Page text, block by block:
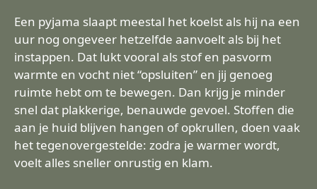
Een pyjama slaapt meestal het koelst als hij na een
uur nog ongeveer hetzelfde aanvoelt als bij het
instappen. Dat lukt vooral als stof en pasvorm
warmte en vocht niet “opsluiten” en jij genoeg
ruimte hebt om te bewegen. Dan krijg je minder
snel dat plakkerige, benauwde gevoel. Stoffen die
aan je huid blijven hangen of opkrullen, doen vaak
het tegenovergestelde: zodra je warmer wordt,
voelt alles sneller onrustig en klam.